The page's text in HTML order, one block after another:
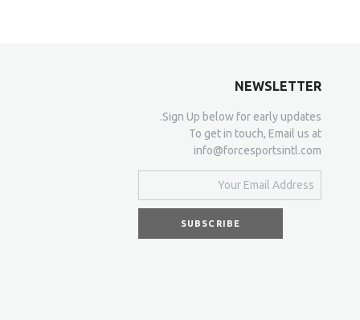
NEWSLETTER
Sign Up below for early updates.
To get in touch, Email us at
info@forcesportsintl.com